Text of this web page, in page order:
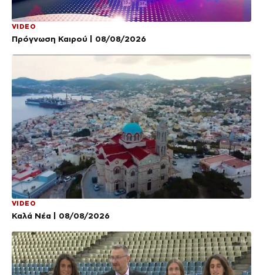
VIDEO
Πρόγνωση Καιρού | 08/08/2026
VIDEO
Καλά Νέα | 08/08/2026